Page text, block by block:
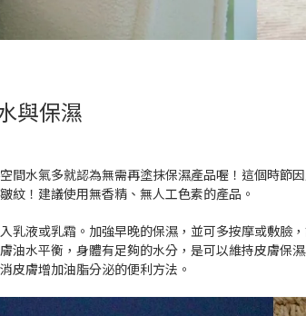
與保濕
間水氣多就認為無需再塗抹保濕產品喔！這個時
紋！建議使用無香精、無人工色素的產品。
乳液或乳霜。加強早晚的保濕，並可多按摩或敷
油水平衡，身體有足夠的水分，是可以維持皮膚保
皮膚增加油脂分泌的便利方法。